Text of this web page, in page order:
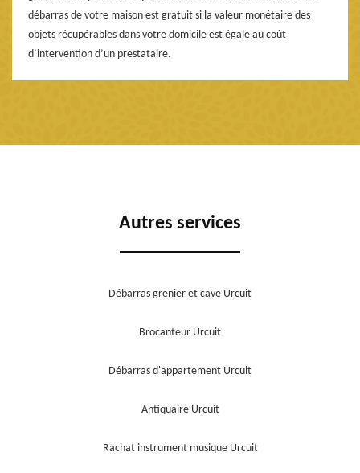
débarras de votre maison est gratuit si la valeur monétaire des
objets récupérables dans votre domicile est égale au coût
d’intervention d’un prestataire.
Autres services
Débarras grenier et cave Urcuit
Brocanteur Urcuit
Débarras d'appartement Urcuit
Antiquaire Urcuit
Rachat instrument musique Urcuit